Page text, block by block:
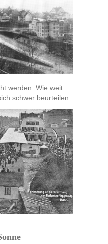
werden. Wie weit
schwer beurteilen.